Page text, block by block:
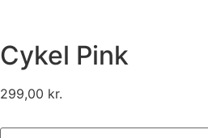
Cykel Pink
299,00 kr.